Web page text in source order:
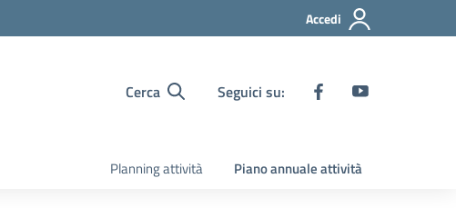
Accedi
Cerca Seguici su:
Planning attività Piano annuale attività